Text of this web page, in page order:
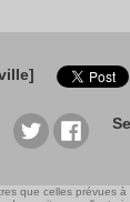
que celles prévues